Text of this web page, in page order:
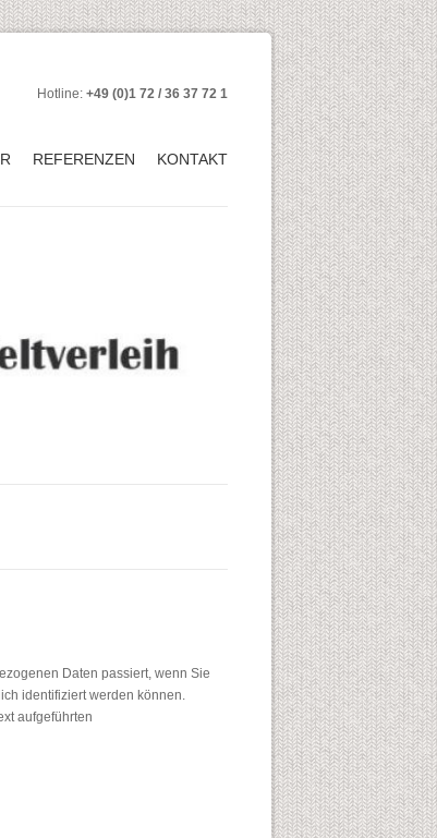
Hotline: +49 (0)1 72 / 36 37 72 1
REFERENZEN KONTAKT
Daten passiert, wenn Sie
identifiziert werden können.
aufgeführten